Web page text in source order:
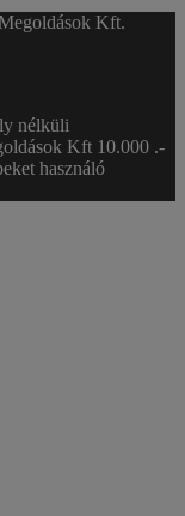
Kft.
nélküli
Kft 10.000 .-
használó